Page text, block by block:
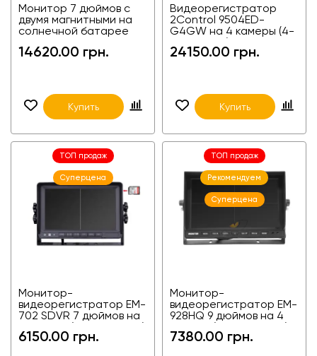
Монитор 7 дюймов с
двумя магнитными на
солнечной батарее
FA7W06-2
14620.00 грн.
Купить
Видеорегистратор
2Control 9504ED-
G4GW на 4 камеры (4-
канальный) для фур,
агротехники и
24150.00 грн.
Купить
ТОП продаж
Суперцена
Монитор-
видеорегистратор EM-
702 SDVR 7 дюймов на
2 камеры (2-канальный)
для фур, агротехники,
6150.00 грн.
ТОП продаж
Рекомендуем
Суперцена
Монитор-
видеорегистратор EM-
928HQ 9 дюймов на 4
камеры (4-канальный)
для фур, агротехники,
7380.00 грн.